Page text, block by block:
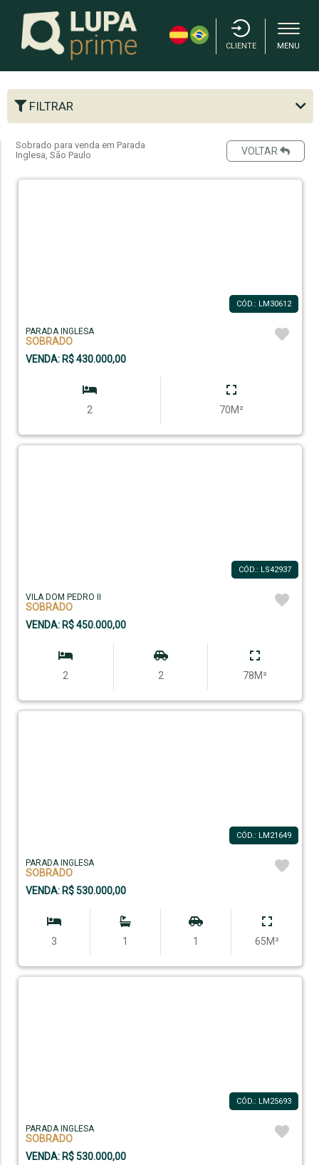
CLIENTE MENU
FILTRAR
Sobrado para venda em Parada
Inglesa, São Paulo
VOLTAR
CÓD.: LM30612
PARADA INGLESA
SOBRADO
VENDA: R$ 430.000,00
2 70M²
CÓD.: LS42937
VILA DOM PEDRO II
SOBRADO
VENDA: R$ 450.000,00
2 2 78M²
CÓD.: LM21649
PARADA INGLESA
SOBRADO
VENDA: R$ 530.000,00
3 1 1 65M²
CÓD.: LM25693
PARADA INGLESA
SOBRADO
VENDA: R$ 530.000,00